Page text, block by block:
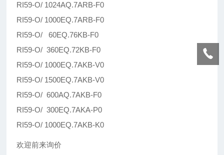
RI59-O/ 1024AQ.7ARB-F0
RI59-O/ 1000EQ.7ARB-F0
RI59-O/ 60EQ.76KB-F0
RI59-O/ 360EQ.72KB-F0
RI59-O/ 1000EQ.7AKB-V0
RI59-O/ 1500EQ.7AKB-V0
RI59-O/ 600AQ.7AKB-F0
RI59-O/ 300EQ.7AKA-P0
RI59-O/ 1000EQ.7AKB-K0
欢迎前来询价